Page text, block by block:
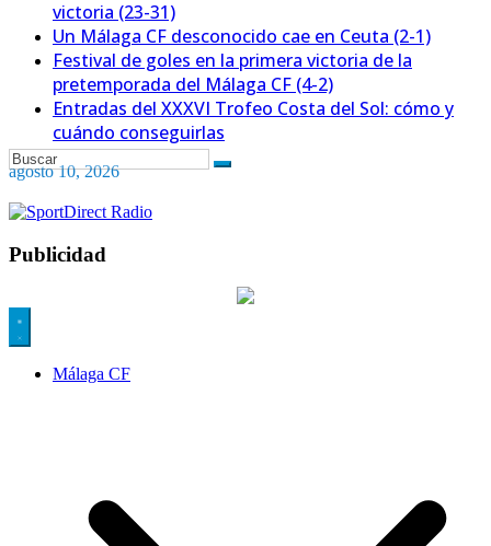
victoria (23-31)
Un Málaga CF desconocido cae en Ceuta (2-1)
Festival de goles en la primera victoria de la
pretemporada del Málaga CF (4-2)
Entradas del XXXVI Trofeo Costa del Sol: cómo y
cuándo conseguirlas
agosto 10, 2026
Publicidad
Málaga CF